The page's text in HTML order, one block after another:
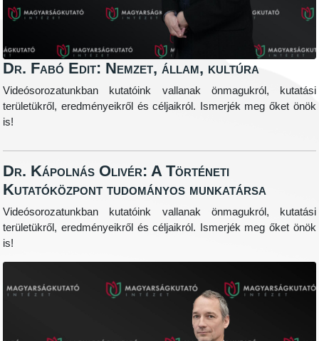
Dr. Fabó Edit: Nemzet, állam, kultúra
Videósorozatunkban kutatóink vallanak önmagukról, kutatási
területükről, eredményeikről és céljaikról. Ismerjék meg őket önök
is!
Dr. Kápolnás Olivér: A Történeti
Kutatóközpont tudományos munkatársa
Videósorozatunkban kutatóink vallanak önmagukról, kutatási
területükről, eredményeikről és céljaikról. Ismerjék meg őket önök
is!